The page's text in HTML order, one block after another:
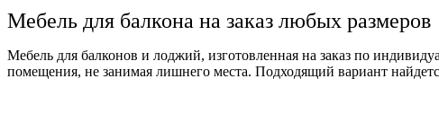
Мебель для балкона на заказ любых размеров
Мебель для балконов и лоджий, изготовленная на заказ по
помещения, не занимая лишнего места. Подходящий вариант